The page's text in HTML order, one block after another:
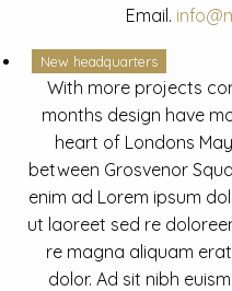
Email.
New headquarters
With more projects
months design have
heart of Londons
between Grosvenor
enim ad Lorem ipsum
ut laoreet sed re
re magna aliquam
dolor. Ad sit nibh